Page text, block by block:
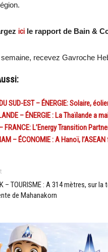
ici le rapport de Bain &
recevez Gavroche
SUD-EST – ÉNERGIE: Solaire,
– ÉNERGIE : La Thaïlande a
FRANCE: L’Energy Transition
– ÉCONOMIE : A Hanoï,
– TOURISME : A 314 mètres, sur la
de Mahanakorn